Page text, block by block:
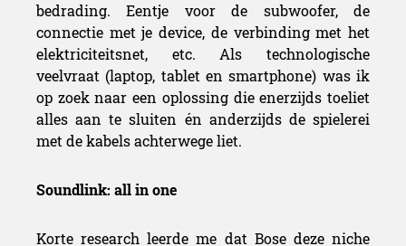
bedrading. Eentje voor de subwoofer, de
connectie met je device, de verbinding met het
elektriciteitsnet, etc. Als technologische
veelvraat (laptop, tablet en smartphone) was ik
op zoek naar een oplossing die enerzijds toeliet
alles aan te sluiten én anderzijds de spielerei
met de kabels achterwege liet.
Soundlink: all in one
Korte research leerde me dat Bose deze niche